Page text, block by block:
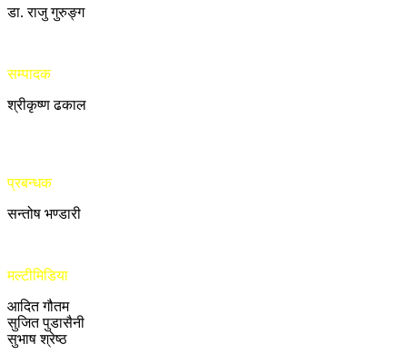
डा. राजु गुरुङ्ग
सम्पादक
श्रीकृष्ण ढकाल
प्रबन्धक
सन्तोष भण्डारी
मल्टीमिडिया
आदित गौतम
सुजित पुडासैनी
सुभाष श्रेष्ठ